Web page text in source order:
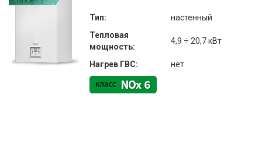
Тип:
настенный
Тепловая
мощность:
4,9 ÷ 20,7 кВт
Нагрев ГВС: нет